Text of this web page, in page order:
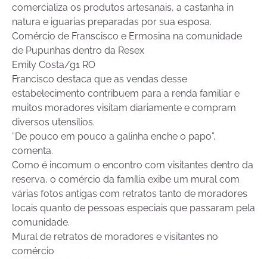
comercializa os produtos artesanais, a castanha in
natura e iguarias preparadas por sua esposa.
Comércio de Franscisco e Ermosina na comunidade
de Pupunhas dentro da Resex
Emily Costa/g1 RO
Francisco destaca que as vendas desse
estabelecimento contribuem para a renda familiar e
muitos moradores visitam diariamente e compram
diversos utensílios.
“De pouco em pouco a galinha enche o papo”,
comenta.
Como é incomum o encontro com visitantes dentro da
reserva, o comércio da família exibe um mural com
várias fotos antigas com retratos tanto de moradores
locais quanto de pessoas especiais que passaram pela
comunidade.
Mural de retratos de moradores e visitantes no
comércio